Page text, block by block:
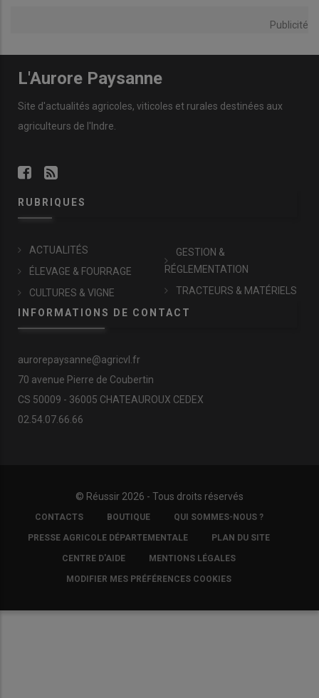
Publicité
L'Aurore Paysanne
Site d'actualités agricoles, viticoles et rurales destinées aux
agriculteurs de l'Indre.
RUBRIQUES
ACTUALITÉS
ÉLEVAGE & FOURRAGE
CULTURES & VIGNE
GESTION &
RÉGLEMENTATION
TRACTEURS & MATÉRIELS
INFORMATIONS DE CONTACT
aurorepaysanne@agricvl.fr
70 avenue Pierre de Coubertin
CS 50009 - 36005 CHATEAUROUX CEDEX
02.54.07.66.66
© Réussir 2026 - Tous droits réservés
FOOTER
COPYRIGHT
CONTACTS BOUTIQUE QUI SOMMES-NOUS ?
PRESSE AGRICOLE DÉPARTEMENTALE PLAN DU SITE
CENTRE D'AIDE MENTIONS LÉGALES
MODIFIER MES PRÉFÉRENCES COOKIES